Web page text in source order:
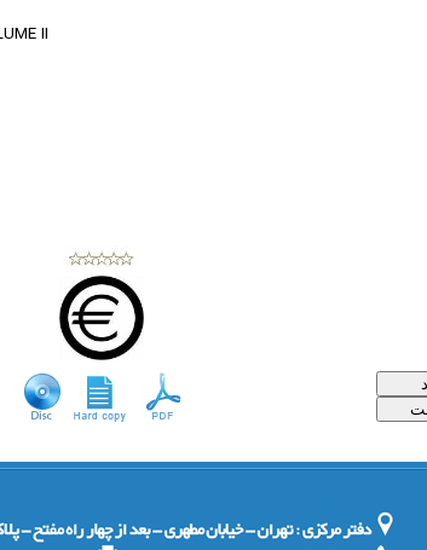
II